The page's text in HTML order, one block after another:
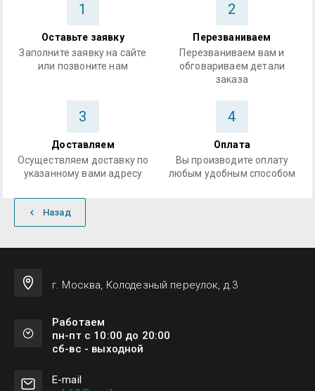
1
Оставьте заявку
Заполните заявку на сайте
или позвоните нам
2
Перезваниваем
Перезваниваем вам и
обговариваем детали
заказа
3
Доставляем
Осуществляем доставку по
указанному вами адресу
4
Оплата
Вы производите оплату
любым удобным способом
Назад
г. Москва, Колодезный переулок, д.3
Работаем
пн-пт с 10:00 до 20:00
сб-вс - выходной
Е-mail